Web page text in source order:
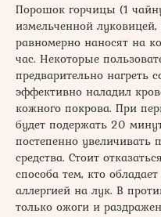
Порошок горчицы (1
измельченной
равномерно наносят на
час. Некоторые
предварительно нагреть
эффективно наладил
кожного покрова. При
будет подержать 20
постепенно увеличивать
средства. Стоит
способа тем, кто
аллергией на лук. В
только ожоги и